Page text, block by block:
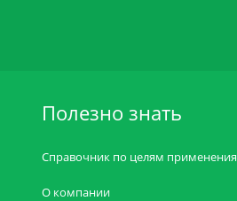
Полезно знать
Справочник по целям применения
О компании